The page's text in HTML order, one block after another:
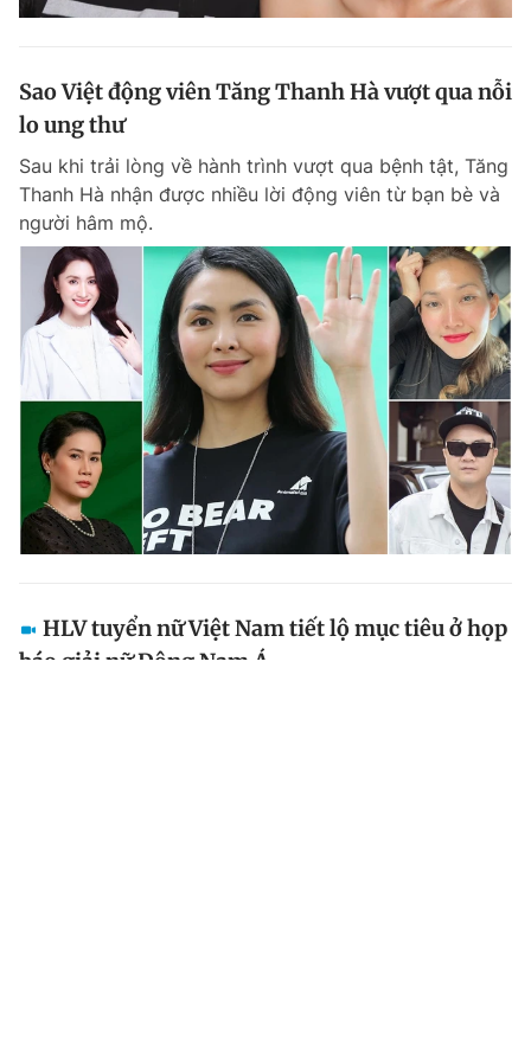
Sao Việt động viên Tăng Thanh Hà vượt qua nỗi
lo ung thư
Sau khi trải lòng về hành trình vượt qua bệnh tật, Tăng
Thanh Hà nhận được nhiều lời động viên từ bạn bè và
người hâm mộ.
HLV tuyển nữ Việt Nam tiết lộ mục tiêu ở họp
báo giải nữ Đông Nam Á